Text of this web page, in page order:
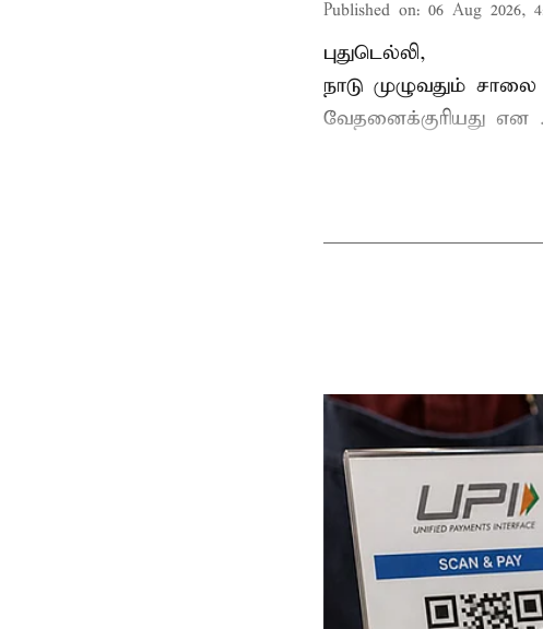
Published on: 06 Aug 2026,
புதுடெல்லி,
நாடு முழுவதும்
வேதனைக்குரியது என